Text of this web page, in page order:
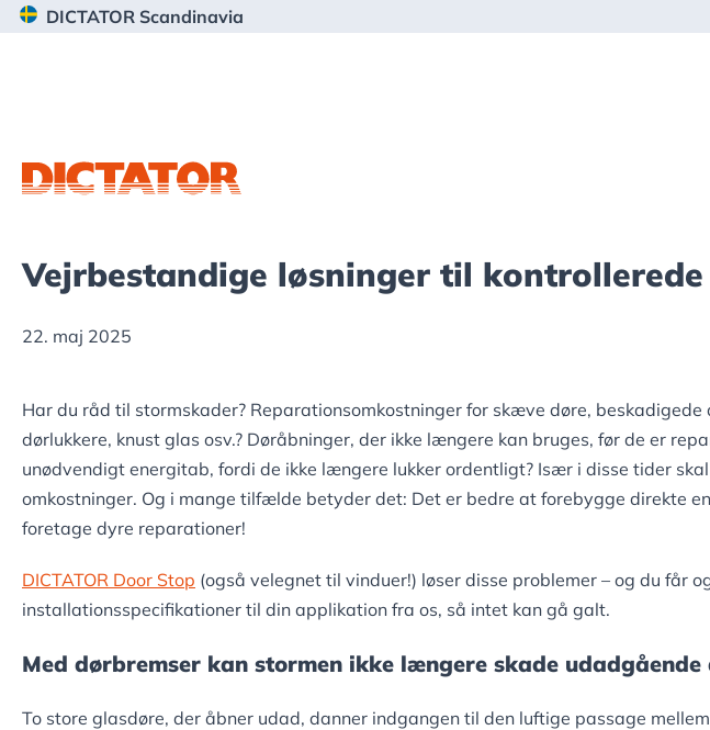
Gå
Skip
Gå
DICTATOR Scandinavia
Vejrbestandige løsninger til
22. maj 2025
Har du råd til stormskader? Reparationsomkostninger for skæve døre,
dørlukkere, knust glas osv.? Døråbninger, der ikke længere kan bruges, før de er
unødvendigt energitab, fordi de ikke længere lukker ordentligt? Især i disse tider
omkostninger. Og i mange tilfælde betyder det: Det er bedre at forebygge direkte
foretage dyre reparationer!
DICTATOR Door Stop (også velegnet til vinduer!) løser disse problemer – og du får
installationsspecifikationer til din applikation fra os, så intet kan gå galt.
Med dørbremser kan stormen ikke længere skade udadgående
To store glasdøre, der åbner udad, danner indgangen til den luftige passage